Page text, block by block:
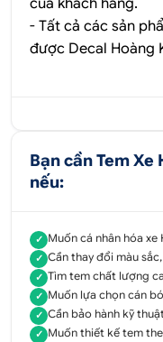
- Tất cả các sản
được Decal Hoàng
Bạn cần Tem Xe
nếu:
✓ Muốn cá nhân hóa
✓ Cần thay đổi màu
✓ Tìm tem chất lượng
✓ Muốn lựa chọn cán
✓ Cần bảo hành kỹ
✓ Muốn thiết kế tem